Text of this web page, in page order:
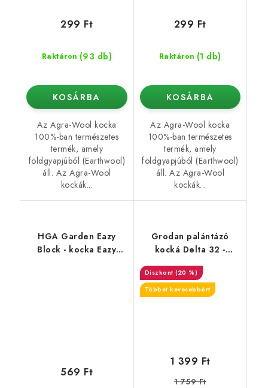
Raktáron (93 db)
299 Ft
KOSÁRBA
Az Agra-Wool kocka
100%-ban természetes
termék, amely
földgyapjúból (Earthwool)
áll. Az Agra-Wool
kockák...
Raktáron (1 db)
299 Ft
KOSÁRBA
Az Agra-Wool kocka
100%-ban természetes
termék, amely
földgyapjúból (Earthwool)
áll. Az Agra-Wool
kockák...
HGA Garden Eazy
Block - kocka Eazy
569 Ft
Grodan palántázó
kocká Delta 32 -
150x150x142 mm, nagy
lyuk 40x40 mm
(20 %)
Többet kevesebbért
1 399 Ft
1 759 Ft